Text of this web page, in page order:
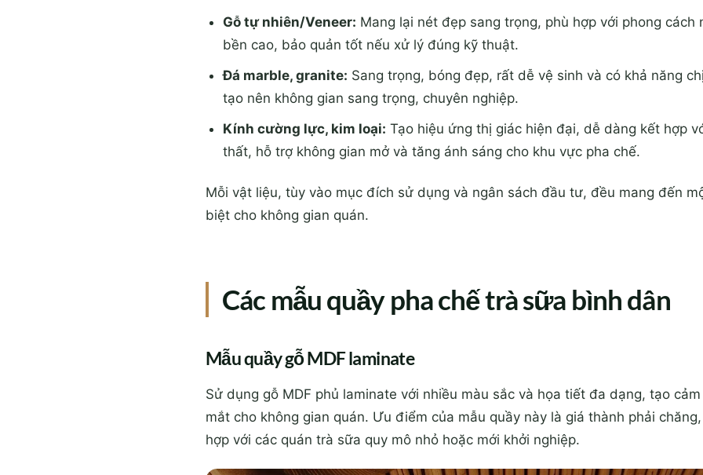
Gỗ tự nhiên/Veneer: Mang lại nét đẹp sang trọng, phù hợp với phong cách
bền cao, bảo quản tốt nếu xử lý đúng kỹ thuật.
Đá marble, granite: Sang trọng, bóng đẹp, rất dễ vệ sinh và có khả năng
tạo nên không gian sang trọng, chuyên nghiệp.
Kính cường lực, kim loại: Tạo hiệu ứng thị giác hiện đại, dễ dàng kết hợp
thất, hỗ trợ không gian mở và tăng ánh sáng cho khu vực pha chế.
Mỗi vật liệu, tùy vào mục đích sử dụng và ngân sách đầu tư, đều mang đến
biệt cho không gian quán.
Các mẫu quầy pha chế trà sữa bình dân
Mẫu quầy gỗ MDF laminate
Sử dụng gỗ MDF phủ laminate với nhiều màu sắc và họa tiết đa dạng, tạo
mắt cho không gian quán. Ưu điểm của mẫu quầy này là giá thành phải
hợp với các quán trà sữa quy mô nhỏ hoặc mới khởi nghiệp.